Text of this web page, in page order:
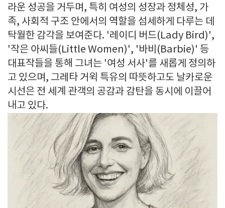
라운 성공을 거두며, 특히 여성의 성장과 정체성, 가
족, 사회적 구조 안에서의 역할을 섬세하게 다루는 데
탁월한 감각을 보여준다. '레이디 버드(Lady Bird)',
'작은 아씨들(Little Women)', '바비(Barbie)' 등
대표작들을 통해 그녀는 '여성 서사'를 새롭게 정의하
고 있으며, 그레타 거윅 특유의 따뜻하고도 날카로운
시선은 전 세계 관객의 공감과 감탄을 동시에 이끌어
내고 있다.